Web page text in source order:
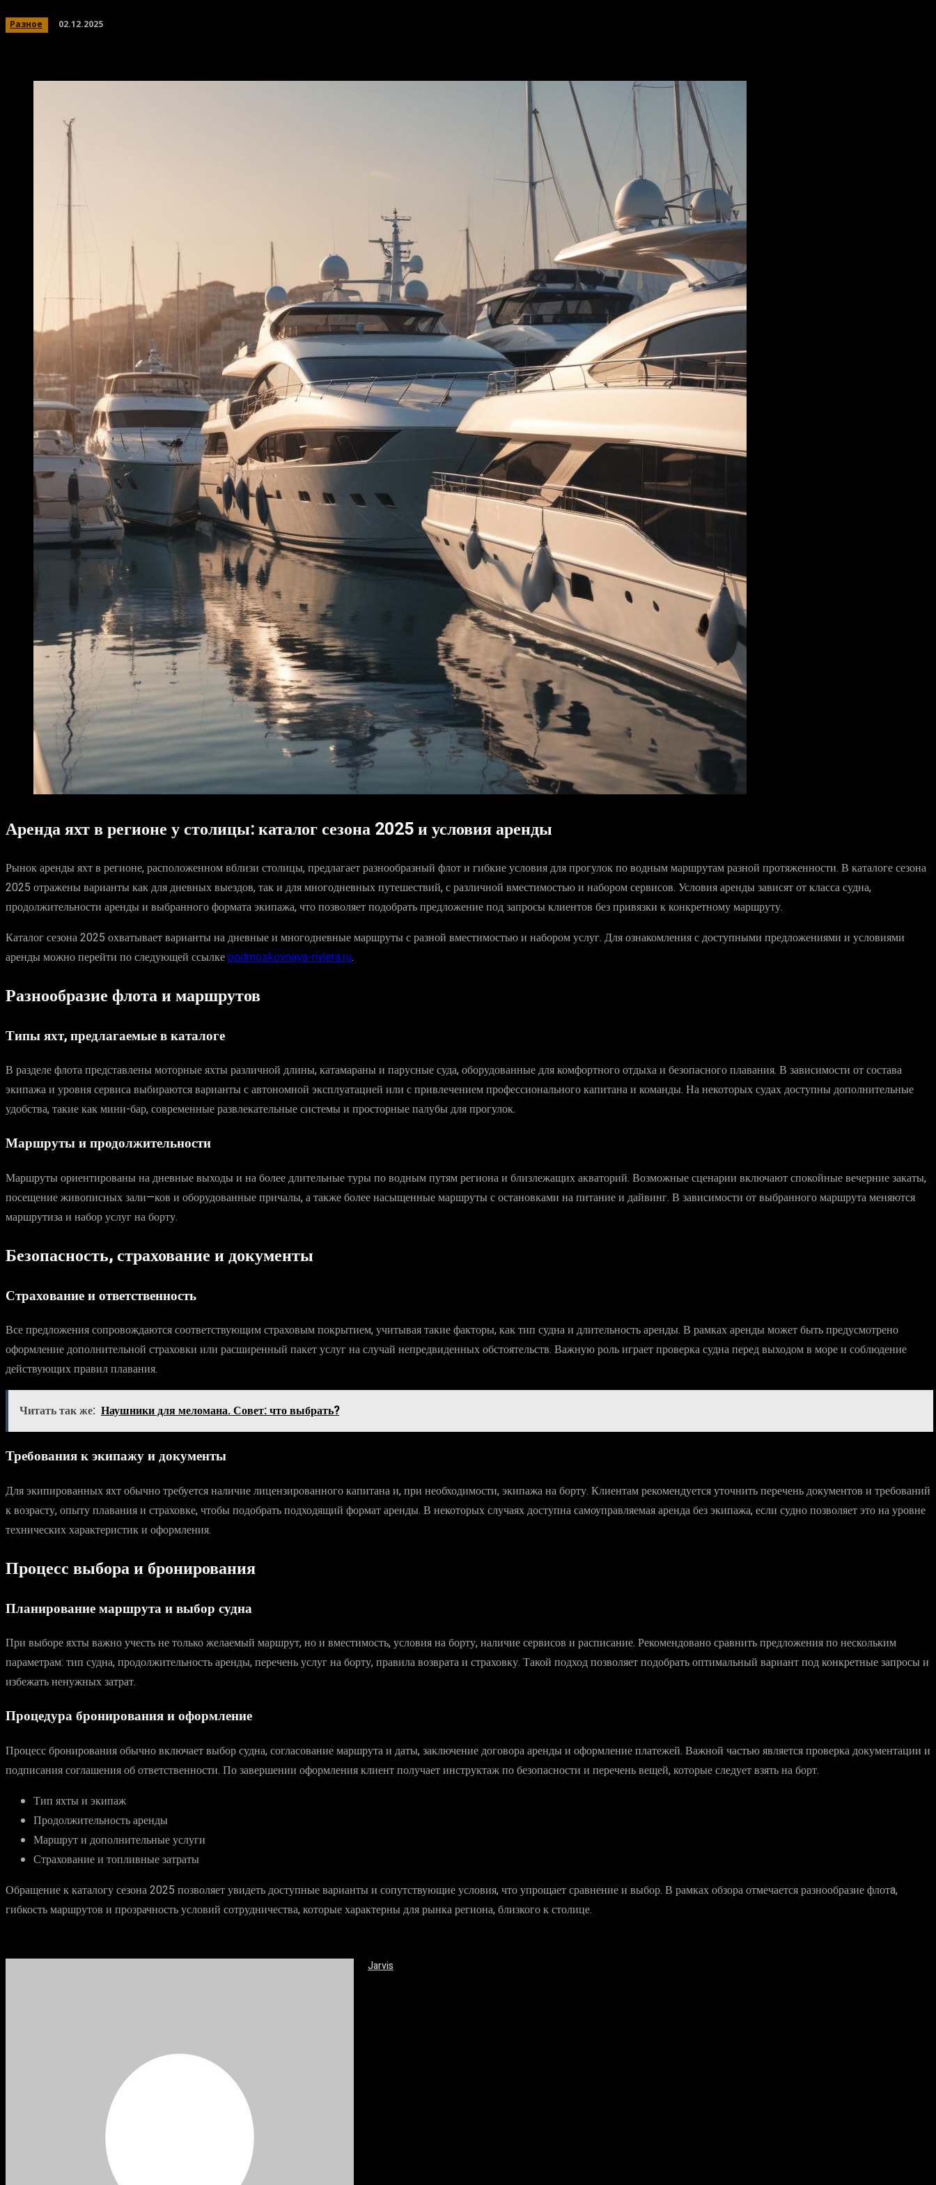
Разное 02.12.2025
Аренда яхт в регионе у столицы: каталог сезона 2025 и условия аренды
Рынок аренды яхт в регионе, расположенном вблизи столицы, предлагает разнообразный флот и гибкие условия для прогулок по водным маршрутам разной протяженности. В каталоге сезона
2025 отражены варианты как для дневных выездов, так и для многодневных путешествий, с различной вместимостью и набором сервисов. Условия аренды зависят от класса судна,
продолжительности аренды и выбранного формата экипажа, что позволяет подобрать предложение под запросы клиентов без привязки к конкретному маршруту.
Каталог сезона 2025 охватывает варианты на дневные и многодневные маршруты с разной вместимостью и набором услуг. Для ознакомления с доступными предложениями и условиями
аренды можно перейти по следующей ссылкеpodmoskovnaya-riviera.ru.
Разнообразие флота и маршрутов
Типы яхт, предлагаемые в каталоге
В разделе флота представлены моторные яхты различной длины, катамараны и парусные суда, оборудованные для комфортного отдыха и безопасного плавания. В зависимости от состава
экипажа и уровня сервиса выбираются варианты с автономной эксплуатацией или с привлечением профессионального капитана и команды. На некоторых судах доступны дополнительные
удобства, такие как мини-бар, современные развлекательные системы и просторные палубы для прогулок.
Маршруты и продолжительности
Маршруты ориентированы на дневные выходы и на более длительные туры по водным путям региона и близлежащих акваторий. Возможные сценарии включают спокойные вечерние закаты,
посещение живописных зали—ков и оборудованные причалы, а также более насыщенные маршруты с остановками на питание и дайвинг. В зависимости от выбранного маршрута меняются
маршрутиза и набор услуг на борту.
Безопасность, страхование и документы
Страхование и ответственность
Все предложения сопровождаются соответствующим страховым покрытием, учитывая такие факторы, как тип судна и длительность аренды. В рамках аренды может быть предусмотрено
оформление дополнительной страховки или расширенный пакет услуг на случай непредвиденных обстоятельств. Важную роль играет проверка судна перед выходом в море и соблюдение
действующих правил плавания.
Читать так же: Наушники для меломана. Совет: что выбрать?
Требования к экипажу и документы
Для экипированных яхт обычно требуется наличие лицензированного капитана и, при необходимости, экипажа на борту. Клиентам рекомендуется уточнить перечень документов и требований
к возрасту, опыту плавания и страховке, чтобы подобрать подходящий формат аренды. В некоторых случаях доступна самоуправляемая аренда без экипажа, если судно позволяет это на уровне
технических характеристик и оформления.
Процесс выбора и бронирования
Планирование маршрута и выбор судна
При выборе яхты важно учесть не только желаемый маршрут, но и вместимость, условия на борту, наличие сервисов и расписание. Рекомендовано сравнить предложения по нескольким
параметрам: тип судна, продолжительность аренды, перечень услуг на борту, правила возврата и страховку. Такой подход позволяет подобрать оптимальный вариант под конкретные запросы и
избежать ненужных затрат.
Процедура бронирования и оформление
Процесс бронирования обычно включает выбор судна, согласование маршрута и даты, заключение договора аренды и оформление платежей. Важной частью является проверка документации и
подписания соглашения об ответственности. По завершении оформления клиент получает инструктаж по безопасности и перечень вещей, которые следует взять на борт.
Тип яхты и экипаж
Продолжительность аренды
Маршрут и дополнительные услуги
Страхование и топливные затраты
Обращение к каталогу сезона 2025 позволяет увидеть доступные варианты и сопутствующие условия, что упрощает сравнение и выбор. В рамках обзора отмечается разнообразие флотa,
гибкость маршрутов и прозрачность условий сотрудничества, которые характерны для рынка региона, близкого к столице.
Jarvis